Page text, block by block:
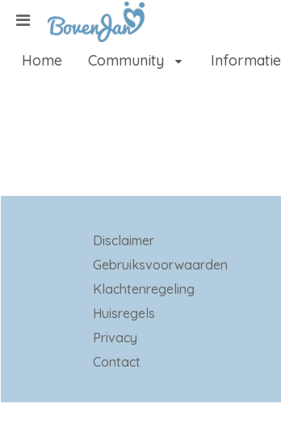
Home
Home Community Informatie
Disclaimer
Gebruiksvoorwaarden
Klachtenregeling
Huisregels
Privacy
Contact